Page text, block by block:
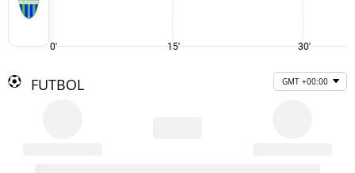
0' 15' 30'
FUTBOL GMT +00:00